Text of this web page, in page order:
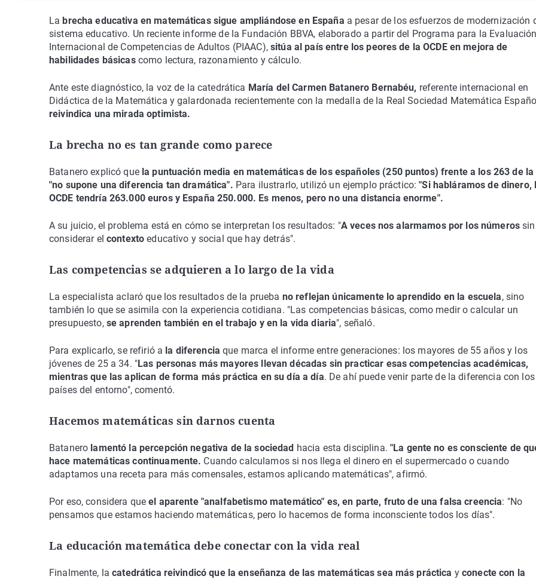
La brecha educativa en matemáticas sigue ampliándose en España a pesar de los esfuerzos de modernización
sistema educativo. Un reciente informe de la Fundación BBVA, elaborado a partir del Programa para la Evaluación
Internacional de Competencias de Adultos (PIAAC),sitúa al país entre los peores de la OCDE en mejora de
habilidades básicascomo lectura, razonamiento y cálculo.
Ante este diagnóstico, la voz de la catedrática María del Carmen Batanero Bernabéu, referente internacional en
Didáctica de la Matemática y galardonada recientemente con la medalla de la Real Sociedad Matemática
reivindica una mirada optimista.
La brecha no es tan grande como parece
Batanero explicó que la puntuación media en matemáticas de los españoles (250 puntos) frente a los 263 de la
"no supone una diferencia tan dramática". Para ilustrarlo, utilizó un ejemplo práctico: "Si habláramos de dinero,
OCDE tendría 263.000 euros y España 250.000. Es menos, pero no una distancia enorme".
A su juicio, el problema está en cómo se interpretan los resultados: "A veces nos alarmamos por los números sin
considerar el contextoeducativo y social que hay detrás".
Las competencias se adquieren a lo largo de la vida
La especialista aclaró que los resultados de la prueba no reflejan únicamente lo aprendido en la escuela, sino
también lo que se asimila con la experiencia cotidiana. "Las competencias básicas, como medir o calcular un
presupuesto,se aprenden también en el trabajo y en la vida diaria", señaló.
Para explicarlo, se refirió a la diferencia que marca el informe entre generaciones: los mayores de 55 años y los
jóvenes de 25 a 34. "Las personas más mayores llevan décadas sin practicar esas competencias académicas,
mientras que las aplican de forma más práctica en su día a día. De ahí puede venir parte de la diferencia con los
países del entorno", comentó.
Hacemos matemáticas sin darnos cuenta
Batanero lamentó la percepción negativa de la sociedad hacia esta disciplina. "La gente no es consciente de
hace matemáticas continuamente. Cuando calculamos si nos llega el dinero en el supermercado o cuando
adaptamos una receta para más comensales, estamos aplicando matemáticas", afirmó.
Por eso, considera queel aparente "analfabetismo matemático" es, en parte, fruto de una falsa creencia: "No
pensamos que estamos haciendo matemáticas, pero lo hacemos de forma inconsciente todos los días".
La educación matemática debe conectar con la vida real
Finalmente, la catedrática reivindicó que la enseñanza de las matemáticas sea más práctica yconecte con la